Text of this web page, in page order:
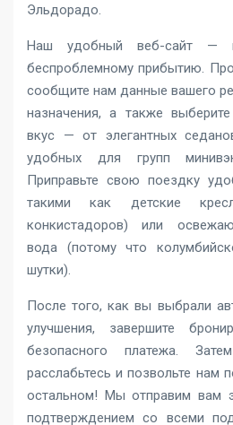
Эльдорадо.
Наш удобный веб-сайт —
беспроблемному прибытию.
сообщите нам данные вашего
назначения, а также
вкус — от элегантных
удобных для групп
Приправьте свою поездку
такими как детские
конкистадоров) или
вода (потому что
шутки).
После того, как вы выбрали
улучшения, завершите
безопасного платежа.
расслабьтесь и позвольте нам
остальном! Мы отправим вам
подтверждением со всеми